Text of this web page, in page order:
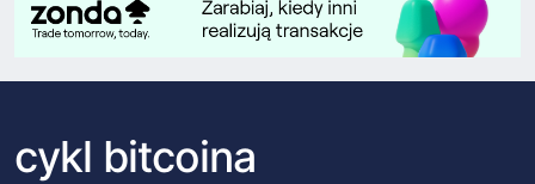
cykl bitcoina